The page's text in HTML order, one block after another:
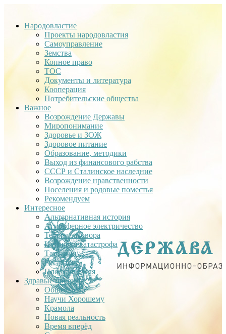
Народовластие
Проекты народовластия
Самоуправление
Земства
Копное право
ТОС
Документы и литература
Кооперация
Потребительские общества
Важное
Возрождение Державы
Миропонимание
Здоровье и ЗОЖ
Здоровое питание
Образование, методики
Выход из финансового рабства
СССР и Сталинское наследние
Возрождение нравственности
Поселения и родовые поместья
Рекомендуем
Интересное
Альтернативная история
Атмосферное электричество
Теория заговора
Недавняя катастрофа
Тартария
Гиганты
Плоская Земля
Здравые проекты
Общее дело
Научи Хорошему
Крамола
Новая реальность
Время вперёд